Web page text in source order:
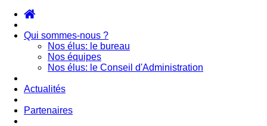
Qui sommes-nous ?
Nos élus: le bureau
Nos équipes
Nos élus: le Conseil d'Administration
Actualités
Partenaires